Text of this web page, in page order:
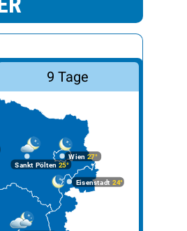
9 Tage
Wien 27°
Eisenstadt 24°
Sankt Pölten 25°